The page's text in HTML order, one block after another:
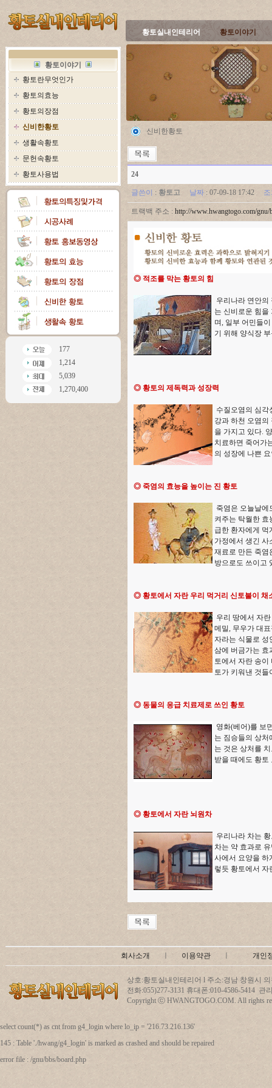
황토실내인테리어 황토이야기
황토이야기
황토란무엇인가
황토의효능
황토의장점
신비한황토
생활속황토
문헌속황토
황토사용법
177
1,214
5,039
1,270,400
신비한황토
24
글쓴이 : 황토고 날짜 : 07-09-18 17:42
트랙백 주소 : http://www.hwangtogo.com/gnu/
◎ 적조를 막는 황토의 힘
우리나라 연안의
는 신비로운 힘을
며, 일부 어민들
기 위해 양식장
◎ 황토의 제독력과 성장력
수질오염의 심각
강과 하천 오염의
을 가지고 있다.
치료하면 죽어가
의 성장에 나쁜
◎ 죽염의 효능을 높이는 진 황토
죽염은 오늘날에
켜주는 탁월한 효
급한 환자에게 먹
가정에서 생긴 사
재료로 만든 죽염
방으로도 쓰이고
◎ 황토에서 자란 우리 먹거리 신토불이 채
우리 땅에서 자
메밀, 무우가 대
자라는 식물로 성
삼에 버금가는 효
토에서 자란 송이
토가 키워낸 것들
◎ 동물의 응급 치료제로 쓰인 황토
영화(베어)를 보
는 짐승들의 상처
는 것은 상처를
받을 때에도 황토
◎ 황토에서 자란 뇌원차
우리나라 차는
차는 약 효과로
사에서 요양을 하
렇듯 황토에서 자
회사소개 이용약관 개인
상호:황토실내인테리어 l 주소:경남 창원시
전화:055)277-3131 휴대폰:010-4586-5414 관
Copyright ⓒ HWANGTOGO.COM. All rights
select count(*) as cnt from g4_login where lo_ip = '216.73.216.136'
145 : Table './hwang/g4_login' is marked as crashed and should be repaired
error file : /gnu/bbs/board.php